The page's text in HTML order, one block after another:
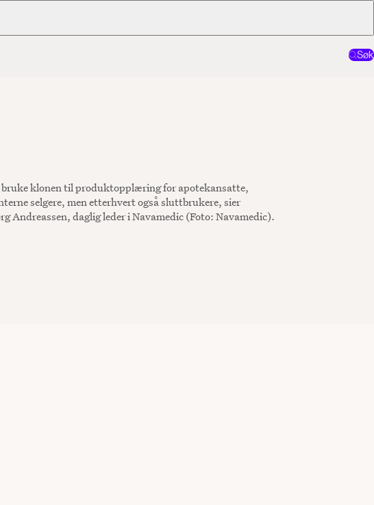
Søk
bruke klonen til produktopplæring for apotekansatte,
selgere, men etterhvert også sluttbrukere, sier
Andreassen, daglig leder i Navamedic (Foto: Navamedic).